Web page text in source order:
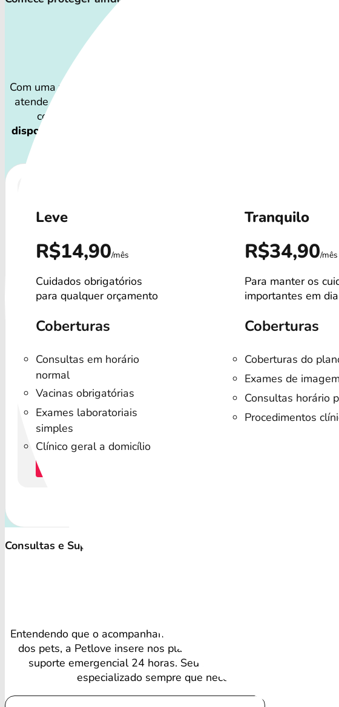
Plano de Saúde
Com uma variedade de coberturas, o Plano de Saúde Pet Petlove
atende a todos os perfis de pets: desde o filhote travesso até o
companheiro sênior que demanda atenção especial.
disponibilidade dos planos de saúde pet Petlove e os
Leve
R$14,90/mês
Cuidados obrigatórios
para qualquer orçamento
Coberturas
Consultas em horário
normal
Vacinas obrigatórias
Exames laboratoriais
simples
Clínico geral a domicílio
Tranquilo
R$34,90/mês
Para manter os
importantes em dia
Coberturas
Coberturas do
Exames de imagem
Consultas horário
Procedimentos
Consultas e Suporte Veterinário Irrestrito
Entendendo que o acompanhamento regular é vital para a saúde
dos pets, a Petlove insere nos planos consultas veterinárias e
suporte emergencial 24 horas. Seu amigo recebe cuidado
especializado sempre que necessário.